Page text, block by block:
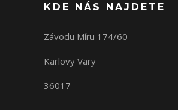
KDE NÁS NAJDETE
Závodu Míru 174/60
Karlovy Vary
36017